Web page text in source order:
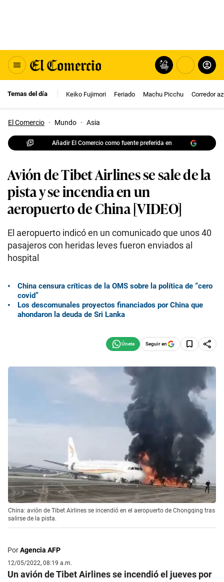
Temas del día Keiko Fujimori Feriado Machu Picchu Corredor
El Comercio · Mundo · Asia
Añadir El Comercio como fuente preferida en
Avión de Tibet Airlines se sale de la
pista y se incendia en un
aeropuerto de China [VIDEO]
El aeropuerto indicó en un comunicado que unos 40
pasajeros con heridas leves fueron enviados al
hospital
China censura críticas de la OMS sobre la política de “cero
covid”
Los descomunales proyectos financiados por China que
ahondaron la deuda de Sri Lanka
Seguir en
China: avión de Tibet Airlines se incendió en el aeropuerto de Chongqing tras
salirse de la pista.
PorAgencia AFP
12/05/2022, 08:19 a.m.
Un avión de Tibet Airlines se incendió el jueves por